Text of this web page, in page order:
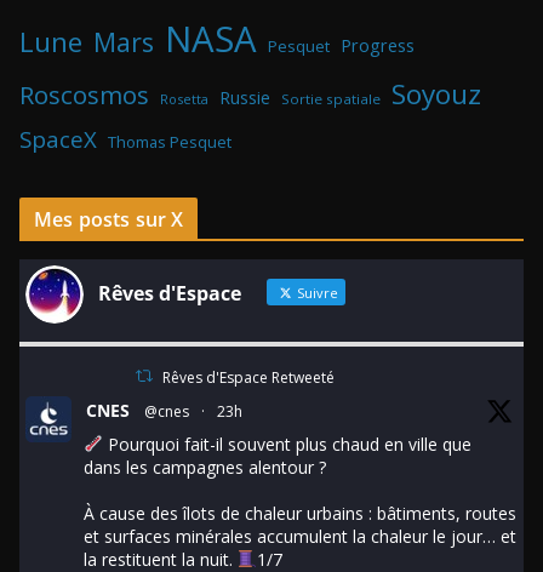
Lune Mars NASA Pesquet Progress
Roscosmos Rosetta Russie Sortie spatiale Soyouz
SpaceX Thomas Pesquet
Mes posts sur X
Rêves d'Espace Suivre
Rêves d'Espace Retweeté
CNES @cnes · 23h
Pourquoi fait-il souvent plus chaud en ville que
dans les campagnes alentour ?
À cause des îlots de chaleur urbains : bâtiments, routes
et surfaces minérales accumulent la chaleur le jour… et
la restituent la nuit.
1/7